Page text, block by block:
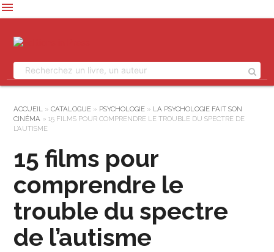
menu
ACCUEIL» CATALOGUE» PSYCHOLOGIE» LA PSYCHOLOGIE FAIT SON
CINÉMA» 15 FILMS POUR COMPRENDRE LE TROUBLE DU SPECTRE DE
L’AUTISME
15 films pour
comprendre le
trouble du spectre
de l’autisme